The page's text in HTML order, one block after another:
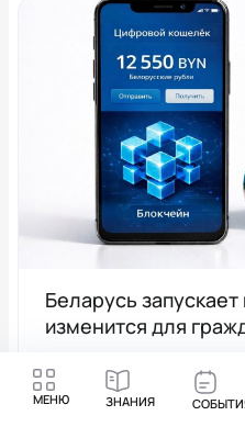
Беларусь
изменится для
МЕНЮ ЗНАНИЯ